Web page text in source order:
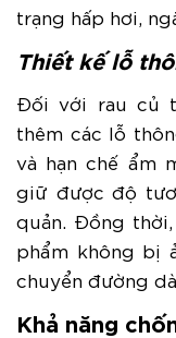
trạng hấp hơi,
Thiết kế lỗ
Đối với rau củ
thêm các lỗ
và hạn chế ẩm
giữ được độ
quản. Đồng
phẩm không bị
chuyển đường
Khả năng